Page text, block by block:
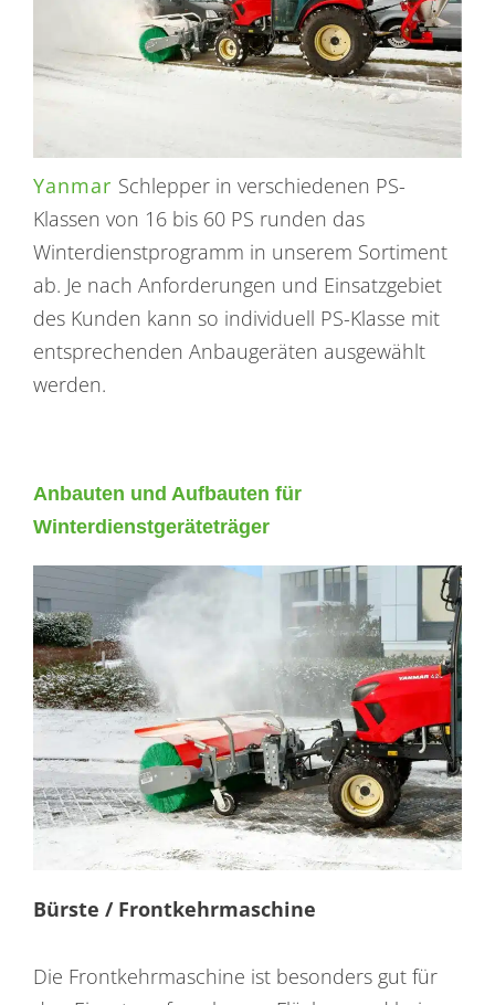
Yanmar Schlepper in verschiedenen PS-
Klassen von 16 bis 60 PS runden das
Winterdienstprogramm in unserem Sortiment
ab. Je nach Anforderungen und Einsatzgebiet
des Kunden kann so individuell PS-Klasse mit
entsprechenden Anbaugeräten ausgewählt
werden.
Anbauten und Aufbauten für
Winterdienstgeräteträger
Bürste / Frontkehrmaschine
Die Frontkehrmaschine ist besonders gut für